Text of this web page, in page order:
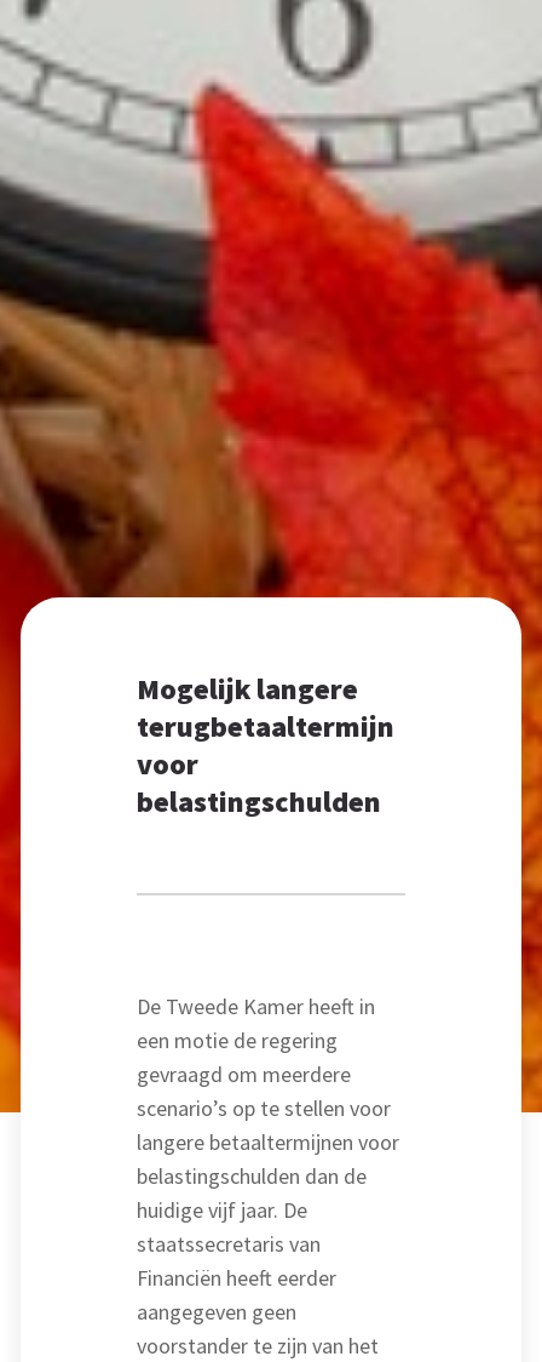
Mogelijk langere
terugbetaaltermijn
voor
belastingschulden
De Tweede Kamer heeft in
een motie de regering
gevraagd om meerdere
scenario’s op te stellen voor
langere betaaltermijnen voor
belastingschulden dan de
huidige vijf jaar. De
staatssecretaris van
Financiën heeft eerder
aangegeven geen
voorstander te zijn van het